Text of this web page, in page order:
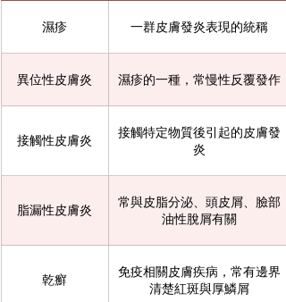
濕疹 一群皮膚發炎表現的統稱
異位性皮膚炎 濕疹的一種，常慢性反覆發作
接觸性皮膚炎
接觸特定物質後引起的皮膚發
炎
脂漏性皮膚炎
常與皮脂分泌、頭皮屑、臉部
油性脫屑有關
乾癬
免疫相關皮膚疾病，常有邊界
清楚紅斑與厚鱗屑